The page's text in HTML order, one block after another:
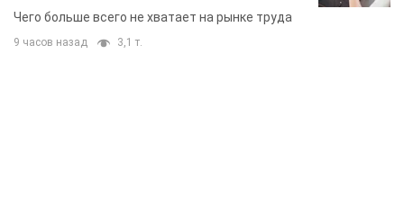
Чего больше всего не хватает на рынке труда
9 часов назад 3,1 т.